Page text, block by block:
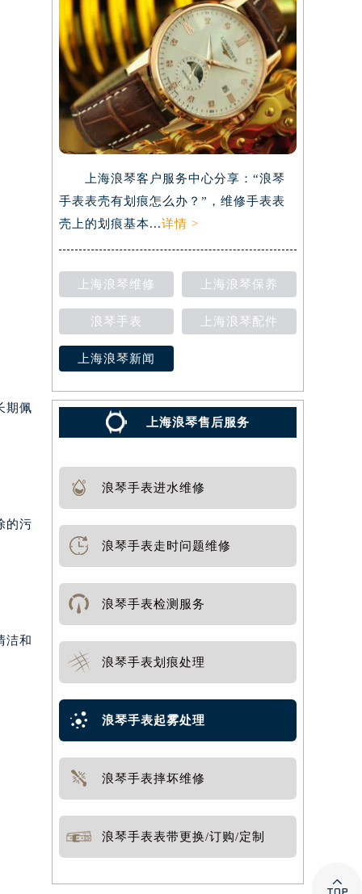
期佩
的污
洁和
上海浪琴客户服务中心分享：“浪琴
手表表壳有划痕怎么办？”，维修手表表
壳上的划痕基本...详情 >
上海浪琴维修 上海浪琴保养
浪琴手表 上海浪琴配件
上海浪琴新闻
上海浪琴售后服务
浪琴手表进水维修
浪琴手表走时问题维修
浪琴手表检测服务
浪琴手表划痕处理
浪琴手表起雾处理
浪琴手表摔坏维修
浪琴手表表带更换/订购/定制
